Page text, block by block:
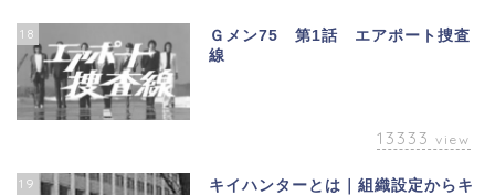
18
Ｇメン75 第1話 エアポート捜査
線
13333 view
19
キイハンターとは｜組織設定からキ